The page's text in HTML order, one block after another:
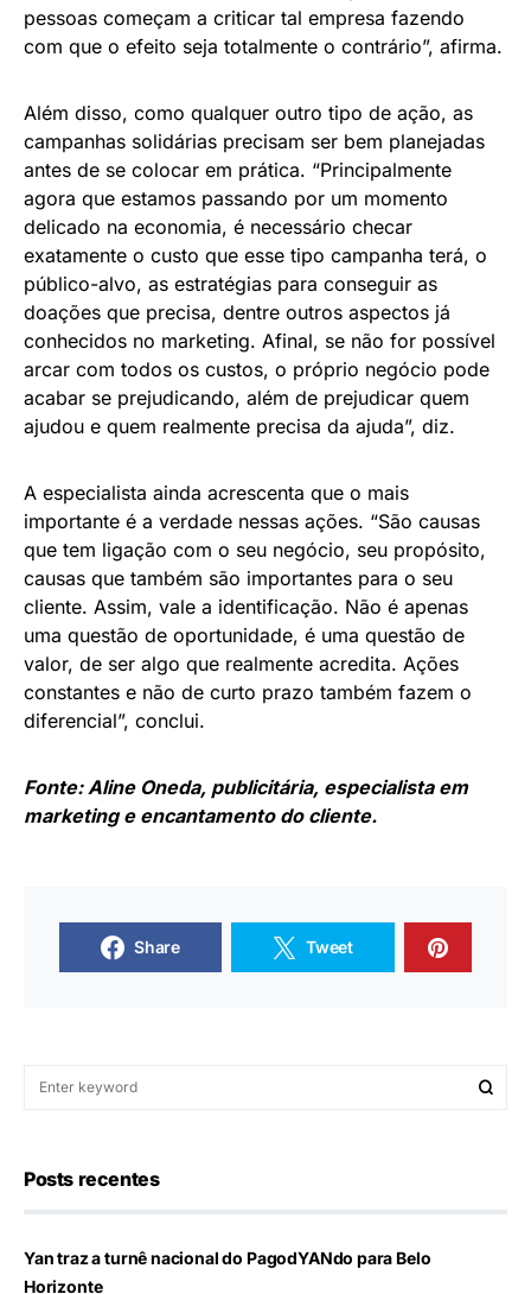
pessoas começam a criticar tal empresa fazendo
com que o efeito seja totalmente o contrário”, afirma.
Além disso, como qualquer outro tipo de ação, as
campanhas solidárias precisam ser bem planejadas
antes de se colocar em prática. “Principalmente
agora que estamos passando por um momento
delicado na economia, é necessário checar
exatamente o custo que esse tipo campanha terá, o
público-alvo, as estratégias para conseguir as
doações que precisa, dentre outros aspectos já
conhecidos no marketing. Afinal, se não for possível
arcar com todos os custos, o próprio negócio pode
acabar se prejudicando, além de prejudicar quem
ajudou e quem realmente precisa da ajuda”, diz.
A especialista ainda acrescenta que o mais
importante é a verdade nessas ações. “São causas
que tem ligação com o seu negócio, seu propósito,
causas que também são importantes para o seu
cliente. Assim, vale a identificação. Não é apenas
uma questão de oportunidade, é uma questão de
valor, de ser algo que realmente acredita. Ações
constantes e não de curto prazo também fazem o
diferencial”, conclui.
Fonte: Aline Oneda, publicitária, especialista em
marketing e encantamento do cliente.
Share Tweet
Posts recentes
Yan traz a turnê nacional do PagodYANdo para Belo
Horizonte